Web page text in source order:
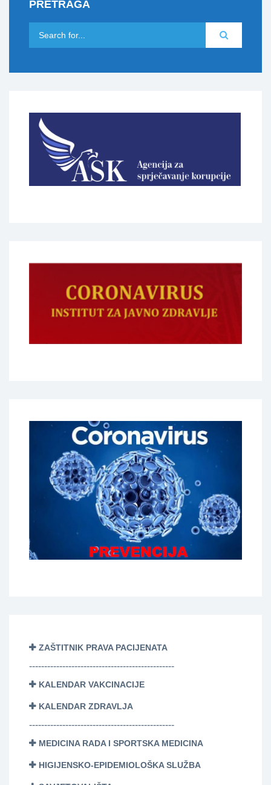
PRETRAGA
ZAŠTITNIK PRAVA PACIJENATA
------------------------------------------------
KALENDAR VAKCINACIJE
KALENDAR ZDRAVLJA
------------------------------------------------
MEDICINA RADA I SPORTSKA MEDICINA
HIGIJENSKO-EPIDEMIOLOŠKA SLUŽBA